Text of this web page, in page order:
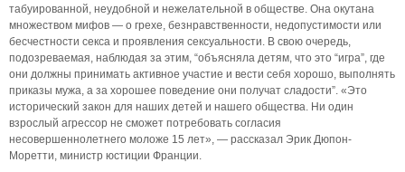
табуированной, неудобной и нежелательной в обществе. Она окутана
множеством мифов — о грехе, безнравственности, недопустимости или
бесчестности секса и проявления сексуальности. В свою очередь,
подозреваемая, наблюдая за этим, “объясняла детям, что это “игра”, где
они должны принимать активное участие и вести себя хорошо, выполнять
приказы мужа, а за хорошее поведение они получат сладости”. «Это
исторический закон для наших детей и нашего общества. Ни один
взрослый агрессор не сможет потребовать согласия
несовершеннолетнего моложе 15 лет», — рассказал Эрик Дюпон-
Моретти, министр юстиции Франции.